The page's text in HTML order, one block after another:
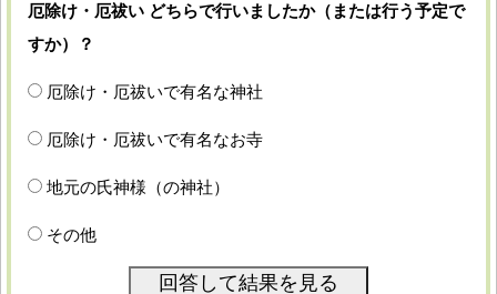
厄除け・厄祓い どちらで行いましたか（または行う予定で
すか）？
厄除け・厄祓いで有名な神社
厄除け・厄祓いで有名なお寺
地元の氏神様（の神社）
その他